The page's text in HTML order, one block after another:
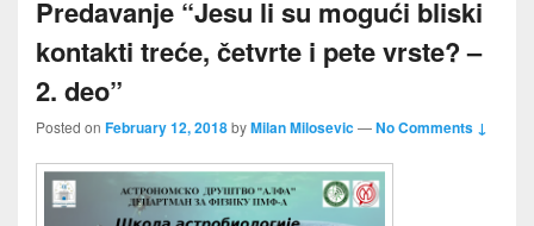
Predavanje “Jesu li su mogući bliski
kontakti treće, četvrte i pete vrste? –
2. deo”
Posted on February 12, 2018byMilan Milosevic—No Comments ↓